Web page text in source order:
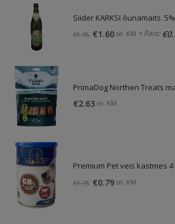
Siider KARKSI õunamaits. 5%
€1.95 Algne
€1.60Praegune
sis. KM + Pant:€
€2.63 sis. KM
Premium Pet veis kastmes
€1.75 Algne
€0.79Praegune
sis. KM